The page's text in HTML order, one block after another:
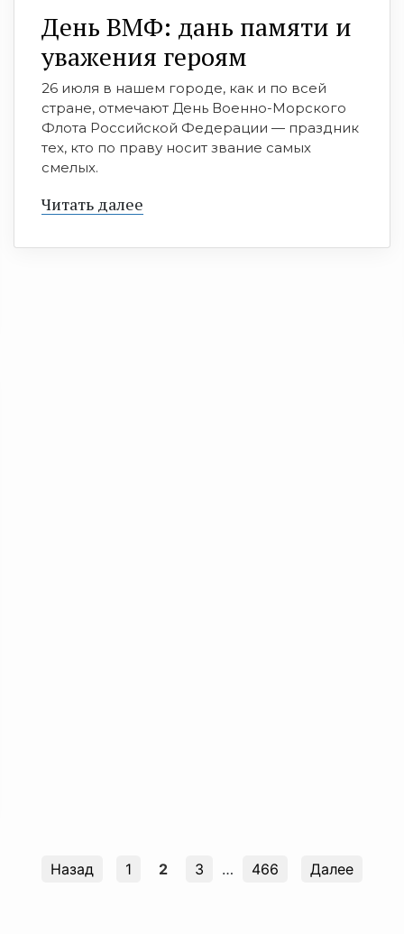
День ВМФ: дань памяти и
уважения героям
26 июля в нашем городе, как и по всей
стране, отмечают День Военно-Морского
Флота Российской Федерации — праздник
тех, кто по праву носит звание самых
смелых.
Читать далее
Назад 1 2 3 … 466 Далее